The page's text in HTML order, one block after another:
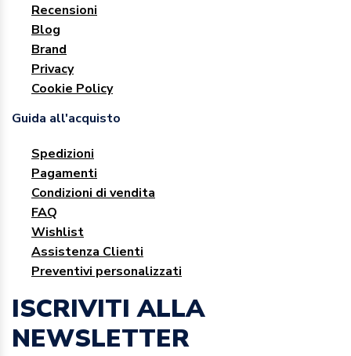
Recensioni
Blog
Brand
Privacy
Cookie Policy
Guida all'acquisto
Spedizioni
Pagamenti
Condizioni di vendita
FAQ
Wishlist
Assistenza Clienti
Preventivi personalizzati
ISCRIVITI ALLA
NEWSLETTER